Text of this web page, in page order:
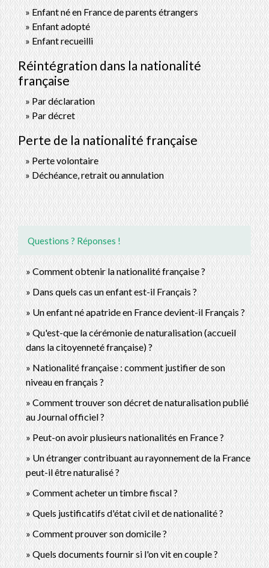
Enfant né en France de parents étrangers
Enfant adopté
Enfant recueilli
Réintégration dans la nationalité
française
Par déclaration
Par décret
Perte de la nationalité française
Perte volontaire
Déchéance, retrait ou annulation
Questions ? Réponses !
Comment obtenir la nationalité française ?
Dans quels cas un enfant est-il Français ?
Un enfant né apatride en France devient-il Français ?
Qu'est-que la cérémonie de naturalisation (accueil
dans la citoyenneté française) ?
Nationalité française : comment justifier de son
niveau en français ?
Comment trouver son décret de naturalisation publié
au Journal officiel ?
Peut-on avoir plusieurs nationalités en France ?
Un étranger contribuant au rayonnement de la France
peut-il être naturalisé ?
Comment acheter un timbre fiscal ?
Quels justificatifs d'état civil et de nationalité ?
Comment prouver son domicile ?
Quels documents fournir si l'on vit en couple ?